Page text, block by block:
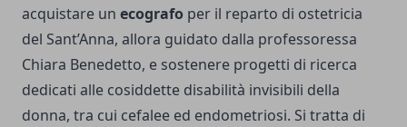
acquistare un ecografo per il reparto di ostetricia
del Sant’Anna, allora guidato dalla professoressa
Chiara Benedetto, e sostenere progetti di ricerca
dedicati alle cosiddette disabilità invisibili della
donna, tra cui cefalee ed endometriosi. Si tratta di